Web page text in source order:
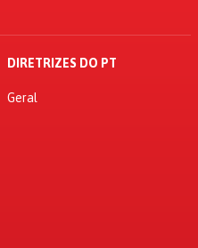
DIRETRIZES DO PT
Geral